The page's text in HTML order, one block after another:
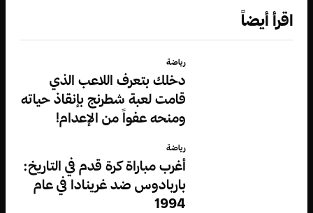
اقرأ أيضاً
رياضة
دخلك بتعرف اللاعب الذي
قامت لعبة شطرنج بإنقاذ حياته
ومنحه عفواً من الإعدام!
رياضة
أغرب مباراة كرة قدم في التاريخ:
باربادوس ضد غرينادا في عام
1994